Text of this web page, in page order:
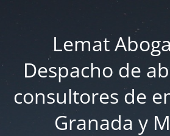
Lemat
Despacho de
consultores de
Granada y